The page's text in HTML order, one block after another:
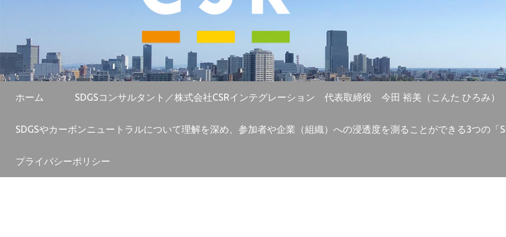
ホーム SDGSコンサルタント／株式会社CSRインテグレーション 代表取締役 今田 裕美（こんた ひろみ）
SDGSやカーボンニュートラルについて理解を深め、参加者や企業（組織）への浸透度を測ることができる3つの「
プライバシーポリシー